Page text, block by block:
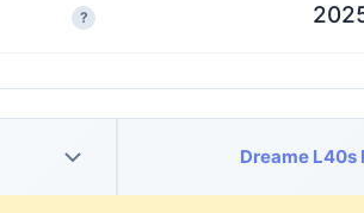
?
Dreame L40s